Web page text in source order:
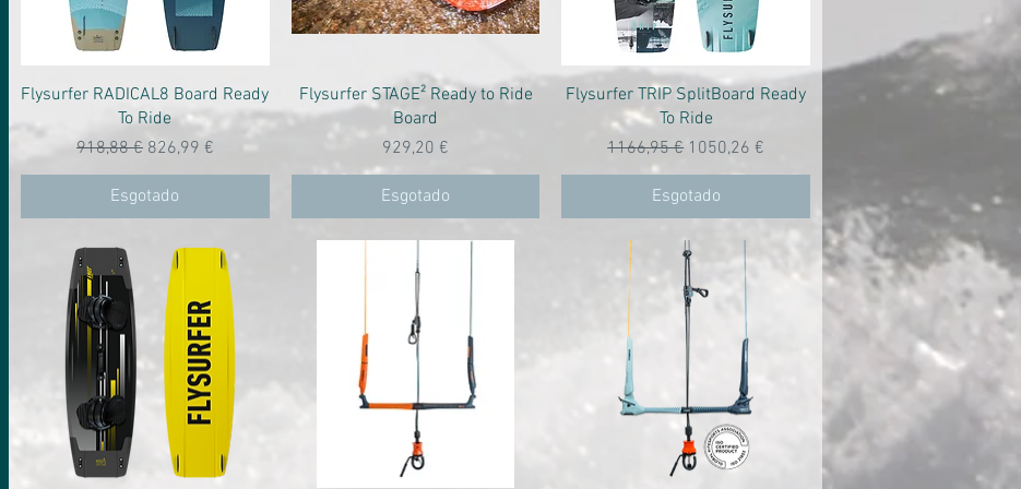
Visualização rápida
Flysurfer RADICAL8 Board Ready
To Ride
Preço normal
918,88 € Preço promocional
826,99 €
Esgotado
Visualização rápida
Flysurfer STAGE² Ready to Ride
Board
Preço
929,20 €
Esgotado
Visualização rápida
Flysurfer TRIP SplitBoard Ready
To Ride
Preço normal
1166,95 € Preço promocional
1050,26 €
Esgotado